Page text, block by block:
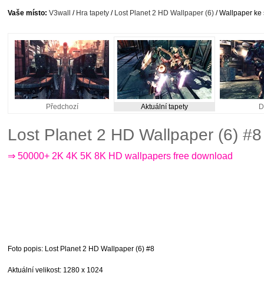
Vaše místo: V3wall / Hra tapety / Lost Planet 2 HD Wallpaper (6) / Wallpaper ke
Předchozí Aktuální tapety
Lost Planet 2 HD Wallpaper (6)
⇒ 50000+ 2K 4K 5K 8K HD wallpapers free download
Foto popis: Lost Planet 2 HD Wallpaper (6) #8
Aktuální velikost: 1280 x 1024